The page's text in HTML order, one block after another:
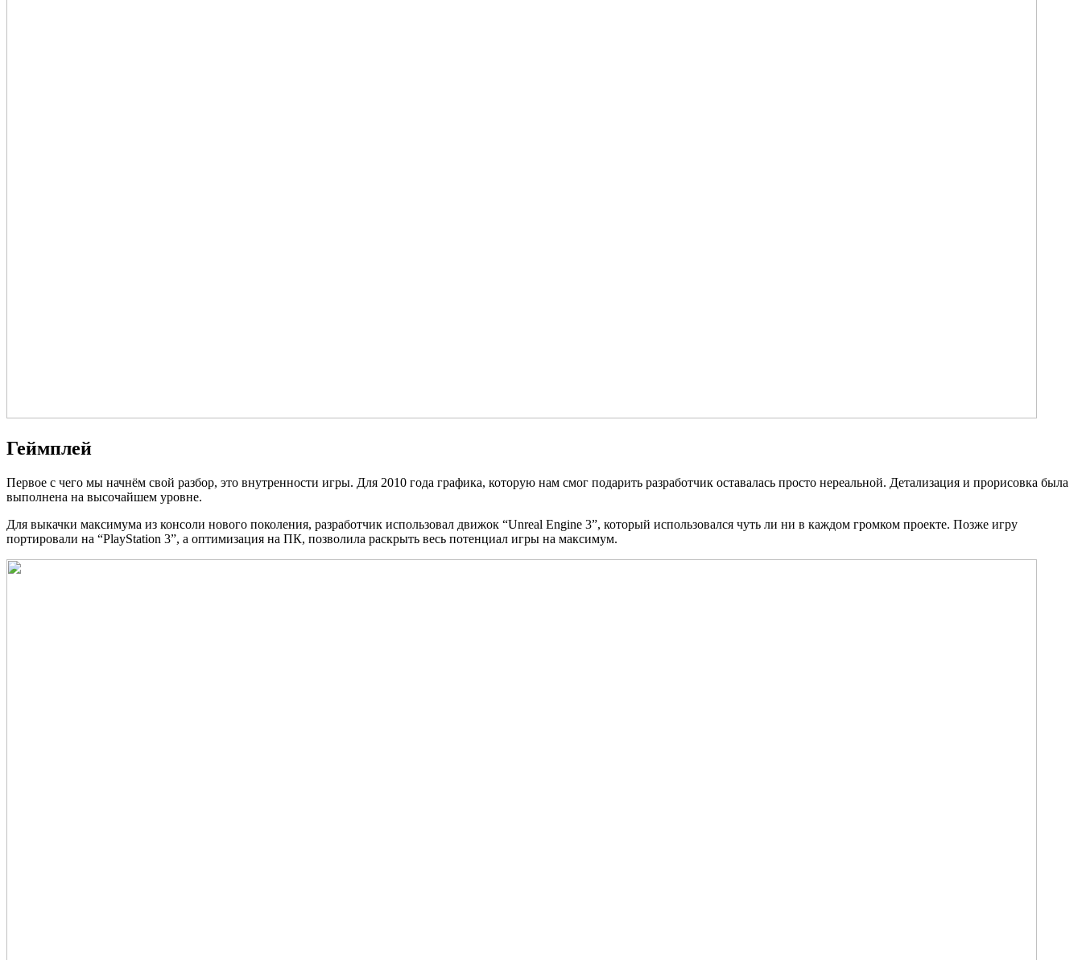
Геймплей
Первое с чего мы начнём свой разбор, это внутренности игры. Для 2010 года графика, которую нам смог подарить разработчик оставалась просто нереальной. Детализация и прорисовка была
выполнена на высочайшем уровне.
Для выкачки максимума из консоли нового поколения, разработчик использовал движок “Unreal Engine 3”, который использовался чуть ли ни в каждом громком проекте. Позже игру
портировали на “PlayStation 3”, а оптимизация на ПК, позволила раскрыть весь потенциал игры на максимум.